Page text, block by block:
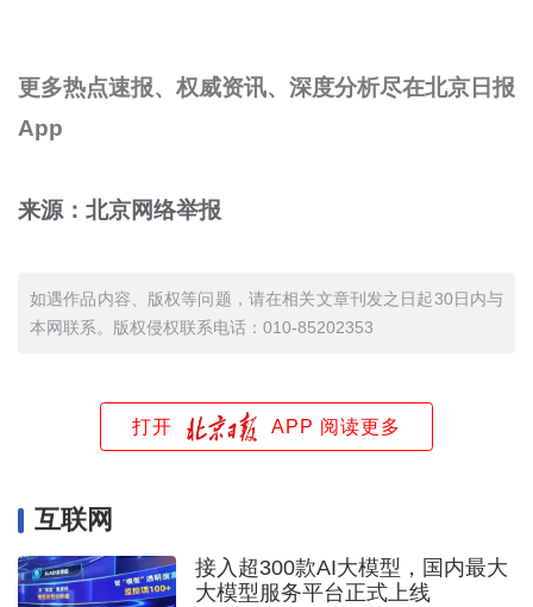
更多热点速报、权威资讯、深度分析尽在北京日报
App
来源：北京网络举报
如遇作品内容、版权等问题，请在相关文章刊发之日起30日内与
本网联系。版权侵权联系电话：010-85202353
打开 APP 阅读更多
互联网
接入超300款AI大模型，国内最大
大模型服务平台正式上线